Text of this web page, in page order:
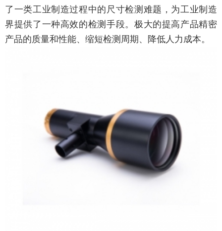
了一类工业制造过程中的尺寸检测难题，为工业制造
界提供了一种高效的检测手段。极大的提高产品精密
产品的质量和性能、缩短检测周期、降低人力成本。